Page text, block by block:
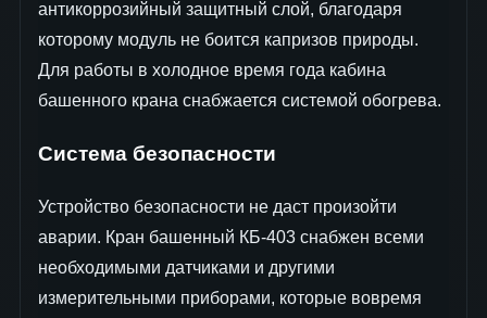
антикоррозийный защитный слой, благодаря
которому модуль не боится капризов природы.
Для работы в холодное время года кабина
башенного крана снабжается системой обогрева.
Система безопасности
Устройство безопасности не даст произойти
аварии. Кран башенный КБ-403 снабжен всеми
необходимыми датчиками и другими
измерительными приборами, которые вовремя